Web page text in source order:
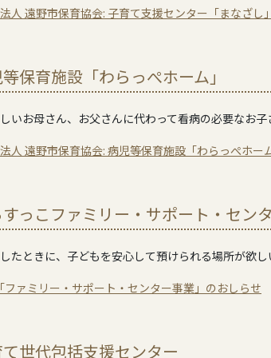
人 遠野市保育協会: 子育て支援センター「まなざし」
保育施設「わらっぺホーム」
いお母さん、お父さんに代わって看病の必要なお
人 遠野市保育協会: 病児等保育施設「わらっぺホーム
っこファミリー・サポート・セン
たときに、子どもを安心して預けられる場所が欲し
ファミリー・サポート・センター事業」のおしらせ
世代包括支援センター